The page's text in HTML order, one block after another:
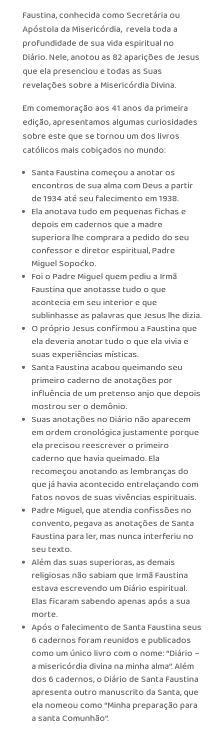
Faustina, conhecida como Secretária ou
Apóstola da Misericórdia, revela toda a
profundidade de sua vida espiritual no
Diário. Nele, anotou as 82 aparições de Jesus
que ela presenciou e todas as Suas
revelações sobre a Misericórdia Divina.
Em comemoração aos 41 anos da primeira
edição, apresentamos algumas curiosidades
sobre este que se tornou um dos livros
católicos mais cobiçados no mundo:
Santa Faustina começou a anotar os
encontros de sua alma com Deus a partir
de 1934 até seu falecimento em 1938.
Ela anotava tudo em pequenas fichas e
depois em cadernos que a madre
superiora lhe comprara a pedido do seu
confessor e diretor espiritual, Padre
Miguel Sopoćko.
Foi o Padre Miguel quem pediu a Irmã
Faustina que anotasse tudo o que
acontecia em seu interior e que
sublinhasse as palavras que Jesus lhe dizia.
O próprio Jesus confirmou a Faustina que
ela deveria anotar tudo o que ela vivia e
suas experiências místicas.
Santa Faustina acabou queimando seu
primeiro caderno de anotações por
influência de um pretenso anjo que depois
mostrou ser o demônio.
Suas anotações no Diário não aparecem
em ordem cronológica justamente porque
ela precisou reescrever o primeiro
caderno que havia queimado. Ela
recomeçou anotando as lembranças do
que já havia acontecido entrelaçando com
fatos novos de suas vivências espirituais.
Padre Miguel, que atendia confissões no
convento, pegava as anotações de Santa
Faustina para ler, mas nunca interferiu no
seu texto.
Além das suas superioras, as demais
religiosas não sabiam que Irmã Faustina
estava escrevendo um Diário espiritual.
Elas ficaram sabendo apenas após a sua
morte.
Após o falecimento de Santa Faustina seus
6 cadernos foram reunidos e publicados
como um único livro com o nome: “Diário –
a misericórdia divina na minha alma”. Além
dos 6 cadernos, o Diário de Santa Faustina
apresenta outro manuscrito da Santa, que
ela nomeou como “Minha preparação para
a santa Comunhão”.